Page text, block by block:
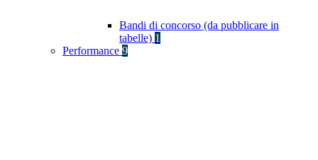
Bandi di concorso (da pubblicare in
tabelle) 1
Performance 9